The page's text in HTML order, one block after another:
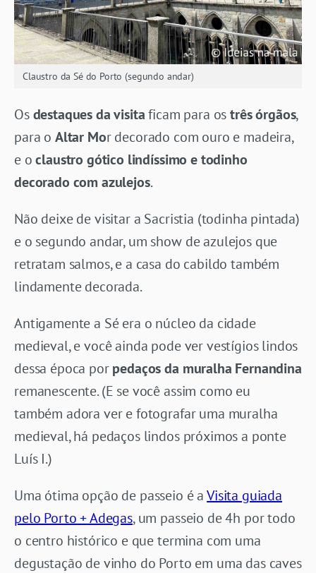
Claustro da Sé do Porto (segundo andar)
Osdestaques da visitaficam para ostrês órgãos,
para o Altar Mor decorado com ouro e madeira,
e oclaustro gótico lindíssimo e todinho
decorado com azulejos.
Não deixe de visitar a Sacristia (todinha pintada)
e o segundo andar, um show de azulejos que
retratam salmos, e a casa do cabildo também
lindamente decorada.
Antigamente a Sé era o núcleo da cidade
medieval, e você ainda pode ver vestígios lindos
dessa época porpedaços da muralha Fernandina
remanescente. (E se você assim como eu
também adora ver e fotografar uma muralha
medieval, há pedaços lindos próximos a ponte
Luís I.)
Uma ótima opção de passeio é aVisita guiada
pelo Porto + Adegas, um passeio de 4h por todo
o centro histórico e que termina com uma
degustação de vinho do Porto em uma das caves